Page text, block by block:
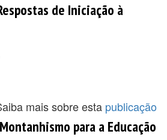
de Iniciação à
mais sobre esta publicação
para a Educação